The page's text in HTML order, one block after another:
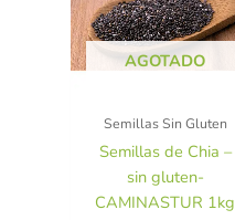
AGOTADO
Semillas Sin Gluten
Semillas de Chia –
sin gluten-
CAMINASTUR 1kg